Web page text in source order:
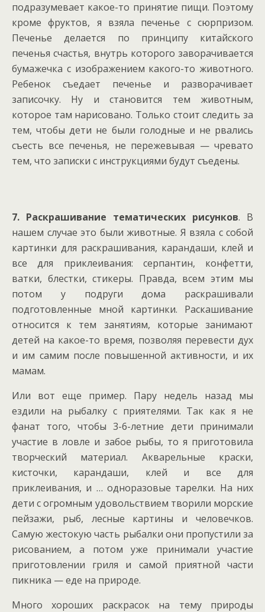
подразумевает какое-то принятие пищи. Поэтому
кроме фруктов, я взяла печенье с сюрпризом.
Печенье делается по принципу китайского
печенья счастья, внутрь которого заворачивается
бумажечка с изображением какого-то животного.
Ребенок съедает печенье и разворачивает
записочку. Ну и становится тем животным,
которое там нарисовано. Только стоит следить за
тем, чтобы дети не были голодные и не рвались
съесть все печенья, не пережевывая — чревато
тем, что записки с инструкциями будут съедены.
7. Раскрашивание тематических рисунков. В
нашем случае это были животные. Я взяла с собой
картинки для раскрашивания, карандаши, клей и
все для приклеивания: серпантин, конфетти,
ватки, блестки, стикеры. Правда, всем этим мы
потом у подруги дома раскрашивали
подготовленные мной картинки. Раскашивание
относится к тем занятиям, которые занимают
детей на какое-то время, позволяя перевести дух
и им самим после повышенной активности, и их
мамам.
Или вот еще пример. Пару недель назад мы
ездили на рыбалку с приятелями. Так как я не
фанат того, чтобы 3-6-летние дети принимали
участие в ловле и забое рыбы, то я приготовила
творческий материал. Акварельные краски,
кисточки, карандаши, клей и все для
приклеивания, и … одноразовые тарелки. На них
дети с огромным удовольствием творили морские
пейзажи, рыб, лесные картины и человечков.
Самую жестокую часть рыбалки они пропустили за
рисованием, а потом уже принимали участие
приготовлении гриля и самой приятной части
пикника — еде на природе.
Много хороших раскрасок на тему природы